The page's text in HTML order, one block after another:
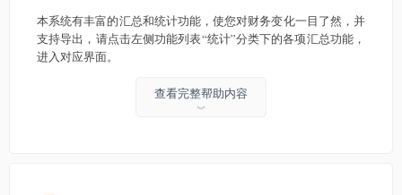
本系统有丰富的汇总和统计功能，使您对财务变化一目了然，并
支持导出，请点击左侧功能列表“统计”分类下的各项汇总功能，
进入对应界面。
查看完整帮助内容
︾